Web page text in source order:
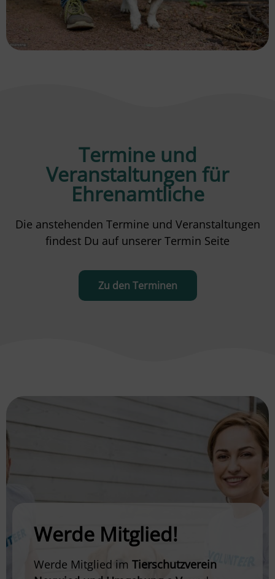
Termine und
Veranstaltungen für
Ehrenamtliche
Die anstehenden Termine und Veranstaltungen
findest Du auf unserer Termin Seite
Zu den Terminen
Werde Mitglied!
Werde Mitglied im Tierschutzverein